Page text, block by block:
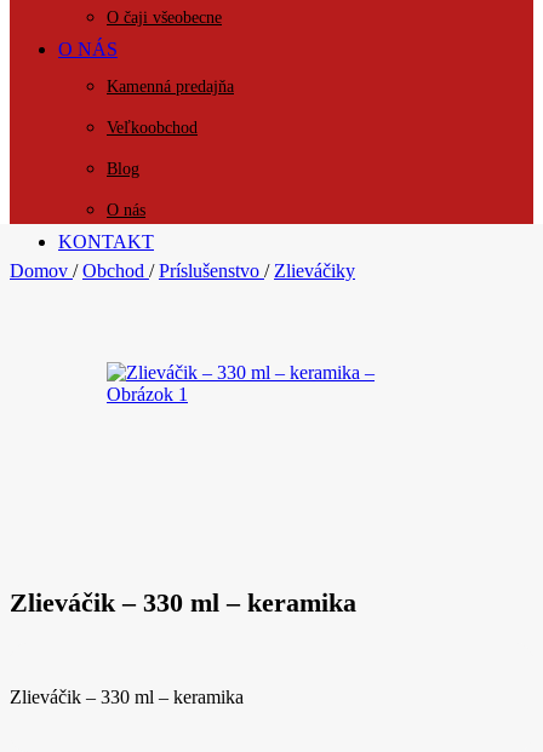
O čaji všeobecne
O NÁS
Kamenná predajňa
Veľkoobchod
Blog
O nás
KONTAKT
Domov / Obchod / Príslušenstvo / Zlieváčiky
Zlieváčik – 330 ml – keramika
Zlieváčik – 330 ml – keramika